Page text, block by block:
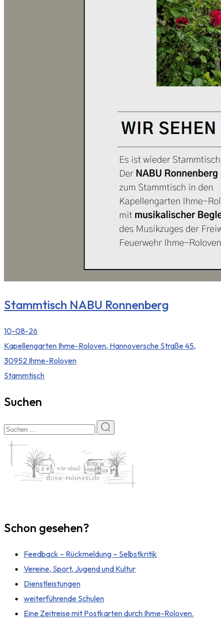
Stammtisch NABU Ronnenberg
10-08-26
Kapellengarten Ihme-Roloven, Hannoversche Straße 45,
30952 Ihme-Roloven
Stammtisch
Suchen
Schon gesehen?
Feedback – Rückmeldung – Selbstkritik
Vereine, Sport, Jugend und Kultur
Dienstleistungen
weiterführende Schulen
Eine Zeitreise mit Postkarten durch Ihme-Roloven.